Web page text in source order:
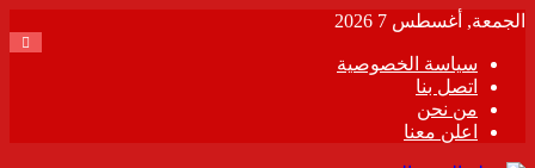
الجمعة, أغسطس 7 2026
سياسة الخصوصية
اتصل بنا
من نحن
اعلن معنا